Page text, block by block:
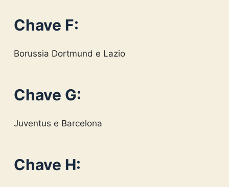
Chave F:
Borussia Dortmund e Lazio
Chave G:
Juventus e Barcelona
Chave H: